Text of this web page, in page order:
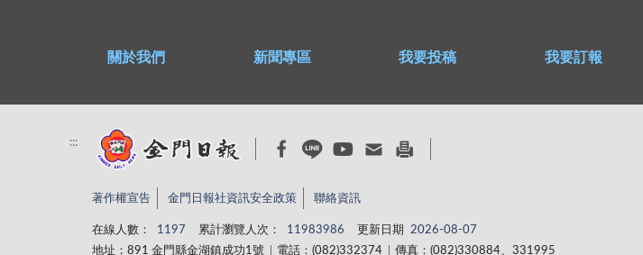
關於我們 新聞專區 我要投稿 我要訂報
:::
著作權宣告 金門日報社資訊安全政策 聯絡資訊
在線人數： 1197 累計瀏覽人次： 11983986 更新日期
2026-08-07
地址：891 金門縣金湖鎮成功1號
電話：(082)332374 傳真：(082)330884、331995